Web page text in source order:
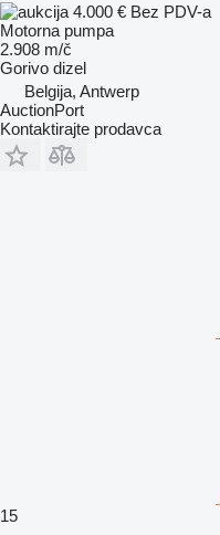
4.000 € Bez PDV-a
Motorna pumpa
2.908 m/č
Gorivo dizel
Belgija, Antwerp
AuctionPort
Kontaktirajte prodavca
15